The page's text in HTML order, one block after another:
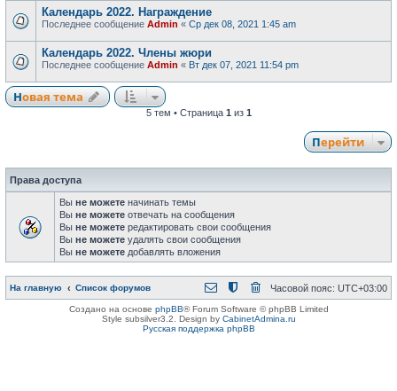
Календарь 2022. Награждение
Последнее сообщение Admin « Ср дек 08, 2021 1:45 am
Календарь 2022. Члены жюри
Последнее сообщение Admin « Вт дек 07, 2021 11:54 pm
Новая тема
5 тем • Страница 1 из 1
Перейти
Права доступа
Вы не можете начинать темы
Вы не можете отвечать на сообщения
Вы не можете редактировать свои сообщения
Вы не можете удалять свои сообщения
Вы не можете добавлять вложения
На главную Список форумов Часовой пояс: UTC+03:00
Создано на основе phpBB® Forum Software © phpBB Limited
Style subsilver3.2. Design by CabinetAdmina.ru
Русская поддержка phpBB